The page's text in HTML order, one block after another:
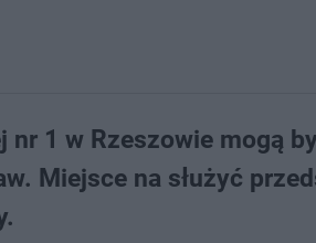
nr 1 w Rzeszowie mogą
Miejsce na służyć